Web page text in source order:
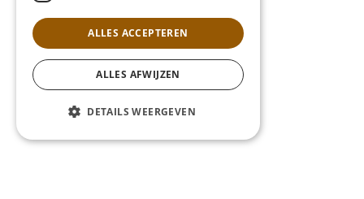
RestaurantsALLES ACCEPTEREN
ALLES AFWIJZEN
DETAILS WEERGEVEN